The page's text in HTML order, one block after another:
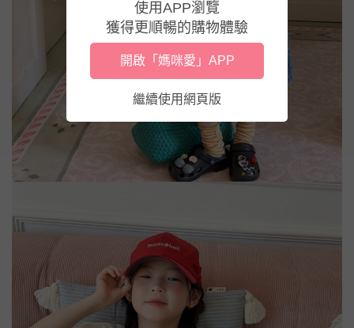
使用APP瀏覽
獲得更順暢的購物體驗
開啟「媽咪愛」APP
繼續使用網頁版